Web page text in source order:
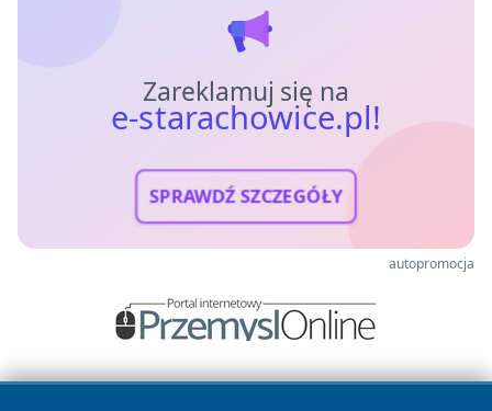
Zareklamuj się na
e-starachowice.pl!
SPRAWDŹ SZCZEGÓŁY
autopromocja